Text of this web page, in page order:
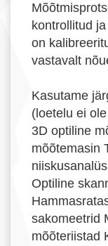
kontrollitud
on
vastavalt
Kasutame
(loetelu ei
3D optiline
mõõtemasin
Optiline
sakomeetrid
mõõteriistad